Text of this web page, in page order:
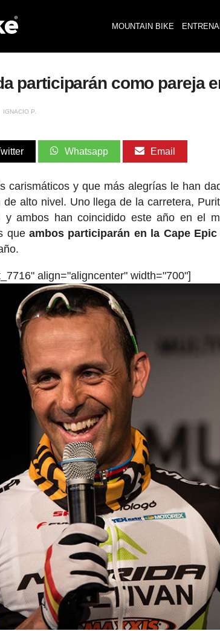
MOUNTAIN BIKE
participarán como pareja
IGNACIO P.
Whatsapp Email
carismáticos y que más alegrías le han
alto nivel. Uno llega de la carretera,
y ambos han coincidido este año en el
queambos participarán en la Cape Epic
align="aligncenter" width="700"]